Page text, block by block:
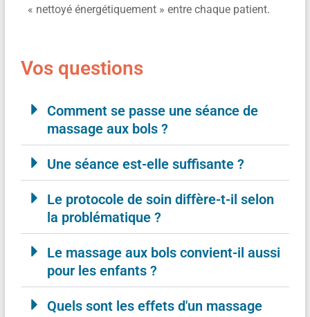
« nettoyé énergétiquement » entre chaque patient.
Vos questions
Comment se passe une séance de
massage aux bols ?
Une séance est-elle suffisante ?
Le protocole de soin diffère-t-il selon
la problématique ?
Le massage aux bols convient-il aussi
pour les enfants ?
Quels sont les effets d'un massage